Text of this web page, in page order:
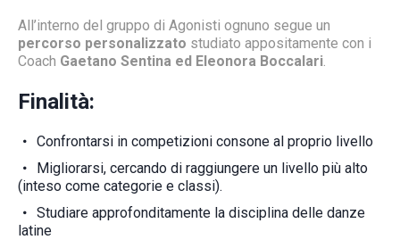
All’interno del gruppo di Agonisti ognuno segue un
percorso personalizzato studiato appositamente con i
Coach Gaetano Sentina ed Eleonora Boccalari.
Finalità:
Confrontarsi in competizioni consone al proprio livello
Migliorarsi, cercando di raggiungere un livello più alto
(inteso come categorie e classi).
Studiare approfonditamente la disciplina delle danze
latine